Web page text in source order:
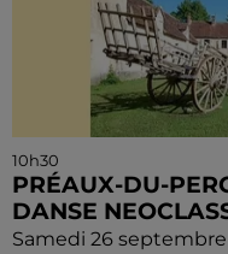
10h30
PRÉAUX-DU-
DANSE
Samedi 26